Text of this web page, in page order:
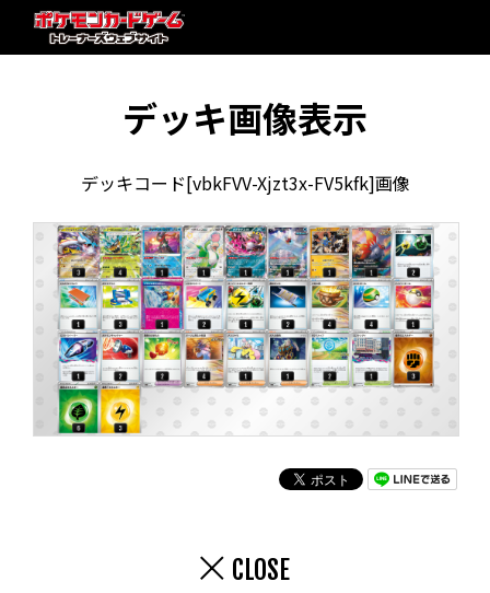
デッキ画像表示
デッキコード[vbkFVV-Xjzt3x-FV5kfk]画像
CLOSE